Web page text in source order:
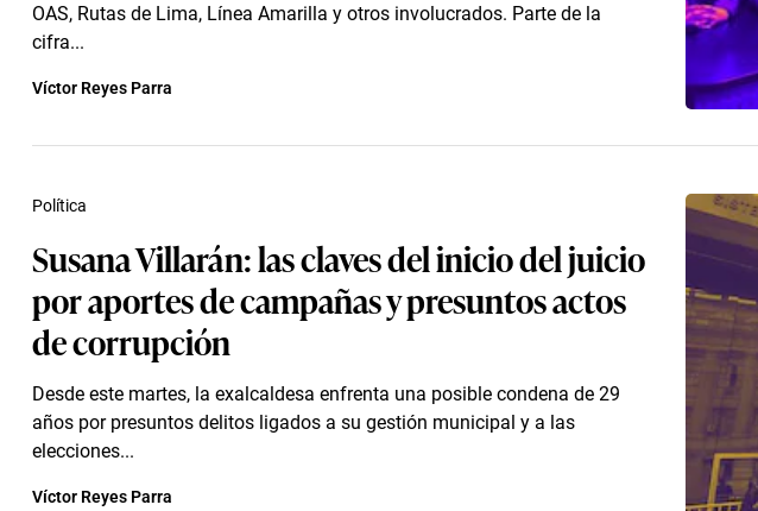
OAS, Rutas de Lima, Línea Amarilla y otros involucrados. Parte de la
cifra...
Víctor Reyes Parra
Susana Villarán: las claves del inicio del juicio
por aportes de campañas y presuntos actos
de corrupción
Desde este martes, la exalcaldesa enfrenta una posible condena de 29
años por presuntos delitos ligados a su gestión municipal y a las
elecciones...
Política
Víctor Reyes Parra